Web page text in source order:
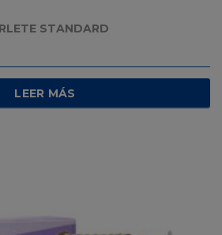
STANDARD
LEER MÁS